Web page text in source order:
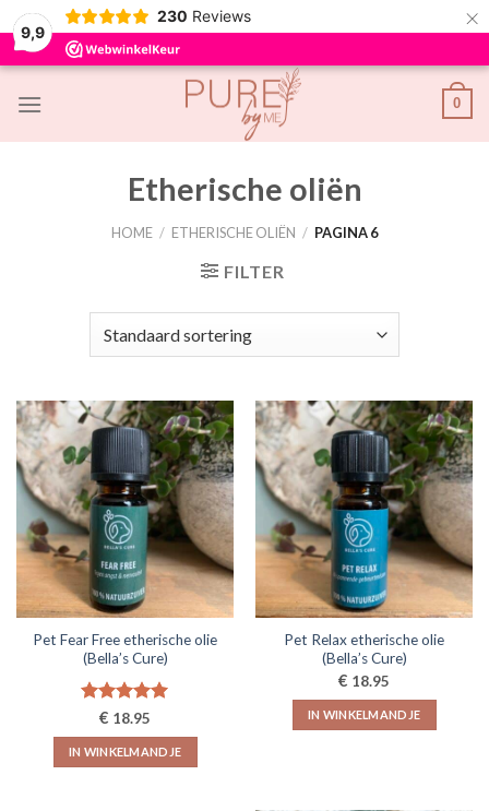
9,9
230 Reviews ×
Skip
0
Etherische oliën
HOME / ETHERISCHE OLIËN / PAGINA 6
FILTER
Pet Fear Free etherische olie
(Bella’s Cure)
Gewaardeerd
5.00uit 5
€ 18.95
IN WINKELMANDJE
Pet Relax etherische olie
(Bella’s Cure)
€ 18.95
IN WINKELMANDJE